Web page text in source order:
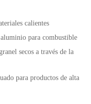
calientes
para combustible
secos a través de la
para productos de alta